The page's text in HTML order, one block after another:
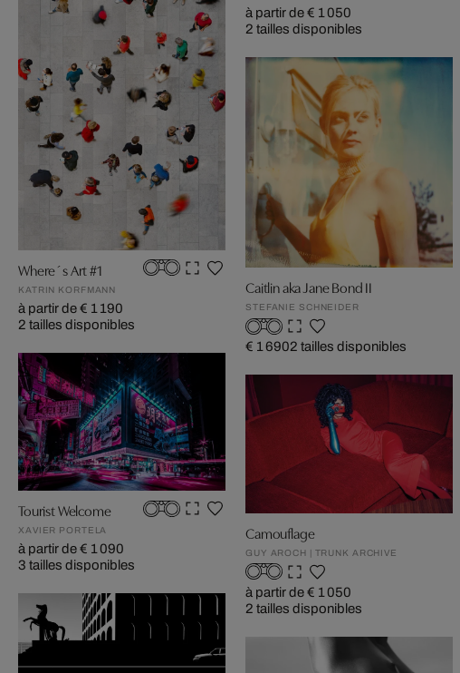
Where´s Art #1
KATRIN KORFMANN
à partir de € 1 190
2 tailles disponibles
Tourist Welcome
XAVIER PORTELA
à partir de € 1 090
3 tailles disponibles
à partir de € 1 050
2 tailles disponibles
Caitlin aka Jane Bond II
STEFANIE SCHNEIDER
€ 1 6902 tailles disponibles
Camouflage
GUY AROCH | TRUNK ARCHIVE
à partir de € 1 050
2 tailles disponibles